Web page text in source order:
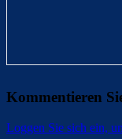
Kommentieren
Loggen Sie sich ein,